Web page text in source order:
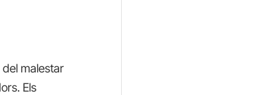
malestar
Els